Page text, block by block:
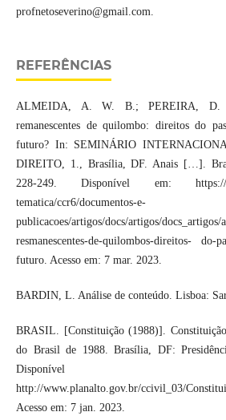
profnetoseverino@gmail.com.
REFERÊNCIAS
ALMEIDA, A. W. B.; PEREIRA, D.
remanescentes de quilombo: direitos do
futuro? In: SEMINÁRIO
DIREITO, 1., Brasília, DF. Anais […].
228-249. Disponível em: https://
tematica/ccr6/documentos-e-
publicacoes/artigos/docs/artigos/docs_artigos/
resmanescentes-de-quilombos-direitos- do-
futuro. Acesso em: 7 mar. 2023.
BARDIN, L. Análise de conteúdo. Lisboa:
BRASIL. [Constituição (1988)].
do Brasil de 1988. Brasília, DF:
http://www.planalto.gov.br/ccivil_03/
Acesso em: 7 jan. 2023.